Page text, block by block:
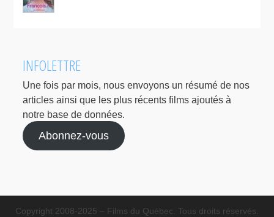
INFOLETTRE
Une fois par mois, nous envoyons un résumé de nos
articles ainsi que les plus récents films ajoutés à
notre base de données.
Abonnez-vous
Copyright 2008-2025 – Films du Québec. Tous droits réservés.